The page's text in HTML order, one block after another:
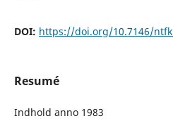
DOI: https://doi.org/10.7146/
Resumé
Indhold anno 1983